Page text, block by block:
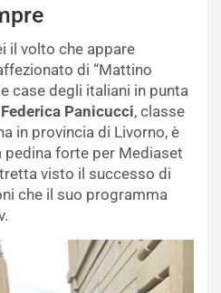
il volto che appare
di “Mattino
case degli italiani in punta
Federica Panicucci, classe
in provincia di Livorno, è
pedina forte per Mediaset
visto il successo di
che il suo programma